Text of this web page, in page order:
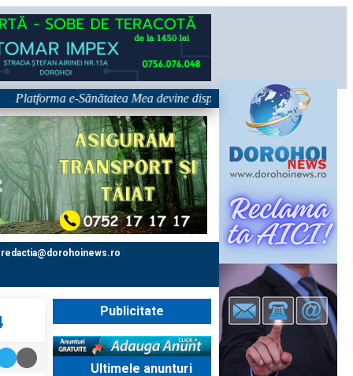
e-Sănătatea Mea devine disponibilă pe 1 septembrie:
redactia@dorohoinews.ro
Publicitate
Ultimele anunturi